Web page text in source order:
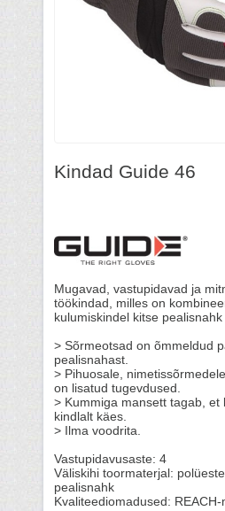
Kindad Guide 46
Mugavad, vastupidavad ja
töökindad, milles on
kulumiskindel kitse
> Sõrmeotsad on õmmeldud
pealisnahast.
> Pihuosale,
on lisatud tugevdused.
> Kummiga mansett tagab, et
kindlalt käes.
> Ilma voodrita.
Vastupidavusaste: 4
Väliskihi toormaterjal:
pealisnahk
Kvaliteediomadused: